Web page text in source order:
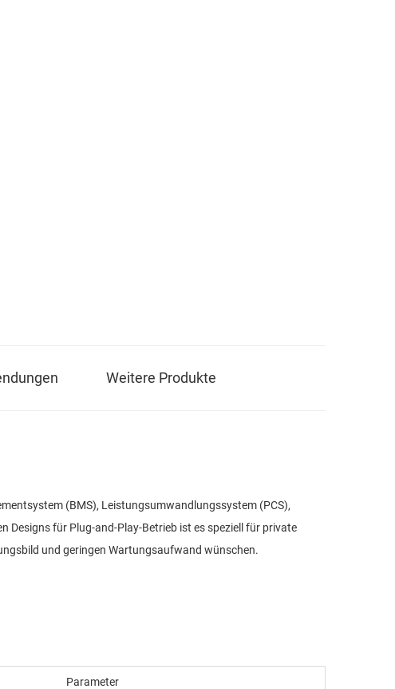
Weitere Produkte
(BMS), Leistungsumwandlungssystem (PCS),
Designs für Plug-and-Play-Betrieb ist es speziell für private
und geringen Wartungsaufwand wünschen.
Parameter